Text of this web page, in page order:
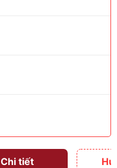
Chi tiết